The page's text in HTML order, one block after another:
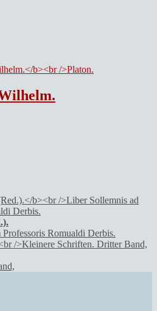
Romualdi Derbis.